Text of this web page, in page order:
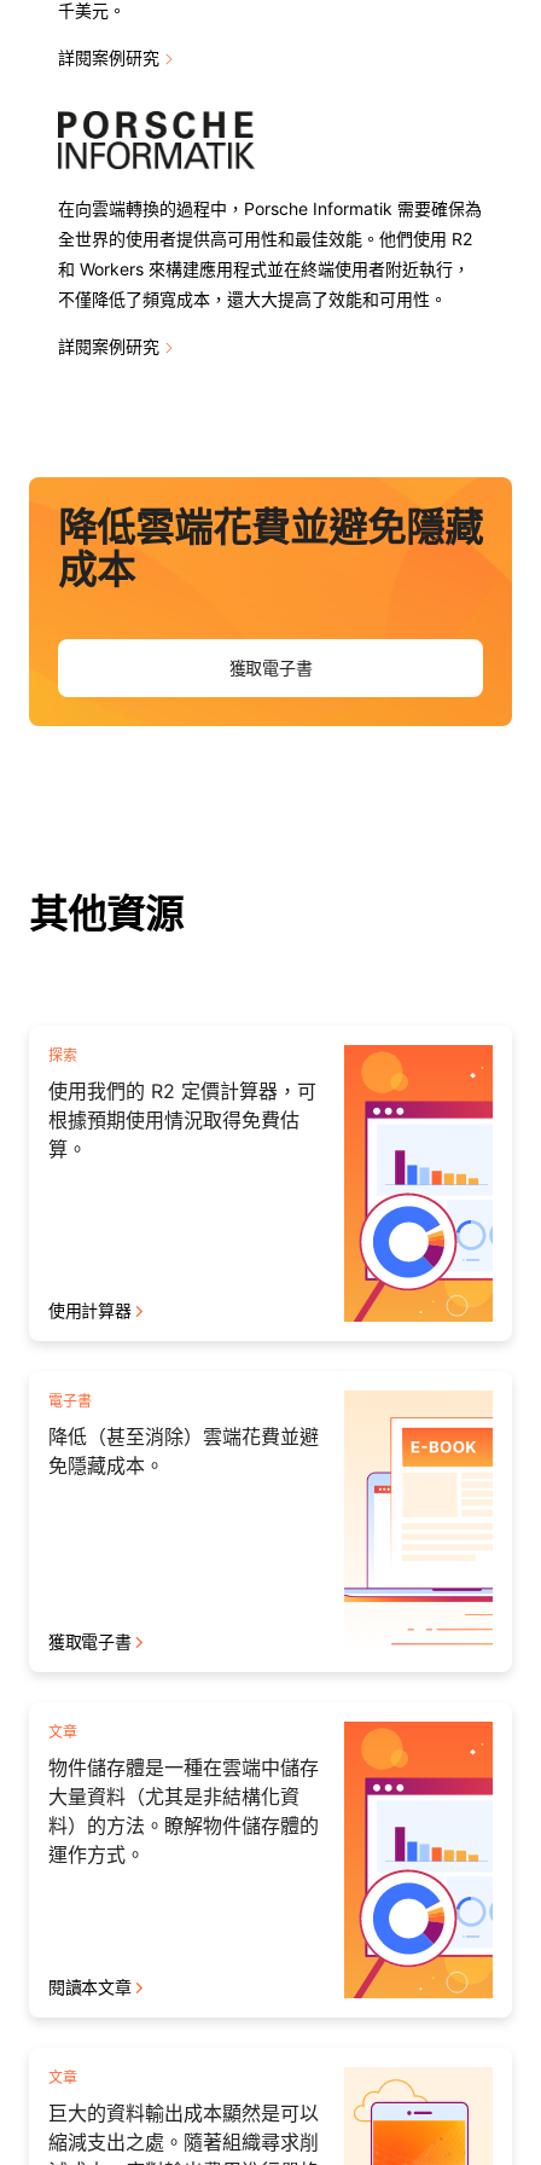
千美元。
詳閱案例研究
在向雲端轉換的過程中，Porsche Informatik 需要確保為
全世界的使用者提供高可用性和最佳效能。他們使用 R2
和 Workers 來構建應用程式並在終端使用者附近執行，
不僅降低了頻寬成本，還大大提高了效能和可用性。
詳閱案例研究
降低雲端花費並避免隱藏
成本
獲取電子書
其他資源
探索
使用我們的 R2 定價計算器，可
根據預期使用情況取得免費估
算。
使用計算器
電子書
降低（甚至消除）雲端花費並避
免隱藏成本。
獲取電子書
文章
物件儲存體是一種在雲端中儲存
大量資料（尤其是非結構化資
料）的方法。瞭解物件儲存體的
運作方式。
閱讀本文章
文章
巨大的資料輸出成本顯然是可以
縮減支出之處。隨著組織尋求削